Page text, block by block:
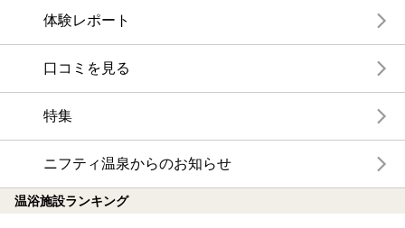
体験レポート
口コミを見る
特集
ニフティ温泉からのお知らせ
温浴施設ランキング